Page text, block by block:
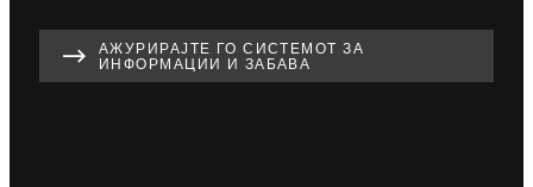
АЖУРИРАЈТЕ ГО СИСТЕМОТ ЗА
ИНФОРМАЦИИ И ЗАБАВА